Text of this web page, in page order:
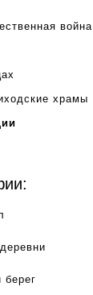
война
храмы
берег